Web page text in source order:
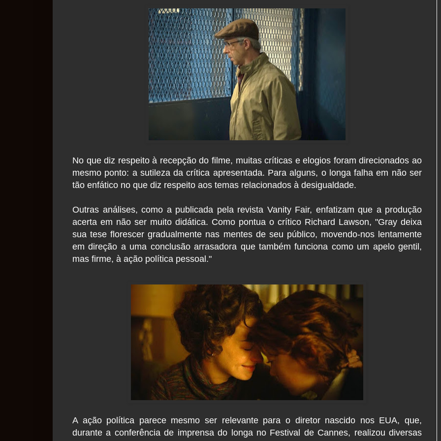
No que diz respeito à recepção do filme, muitas críticas e elogios foram direcionados ao
mesmo ponto: a sutileza da crítica apresentada. Para alguns, o longa falha em não ser
tão enfático no que diz respeito aos temas relacionados à desigualdade.
Outras análises, como a publicada pela revista Vanity Fair, enfatizam que a produção
acerta em não ser muito didática. Como pontua o crítico Richard Lawson, "Gray deixa
sua tese florescer gradualmente nas mentes de seu público, movendo-nos lentamente
em direção a uma conclusão arrasadora que também funciona como um apelo gentil,
mas firme, à ação política pessoal."
A ação política parece mesmo ser relevante para o diretor nascido nos EUA, que,
durante a conferência de imprensa do longa no Festival de Cannes, realizou diversas